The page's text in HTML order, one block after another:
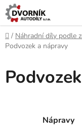
Přejít
na
obsah
Domů
/ Náhradní díly podle
Podvozek a nápravy
Nápravy